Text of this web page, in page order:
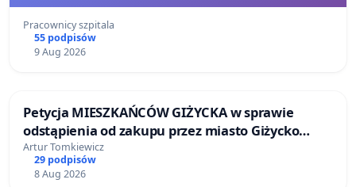
Pracownicy szpitala
55 podpisów
9 Aug 2026
Petycja MIESZKAŃCÓW GIŻYCKA w sprawie
odstąpienia od zakupu przez miasto Giżycko
nieruchomości położonej nad jeziorem Niegocin
Artur Tomkiewicz
29 podpisów
8 Aug 2026